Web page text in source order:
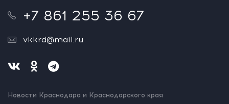
+7 861 255 36 67
vkkrd@mail.ru
Новости Краснодара и Краснодарского края